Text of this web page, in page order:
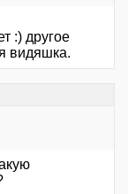
:) другое
видяшка.